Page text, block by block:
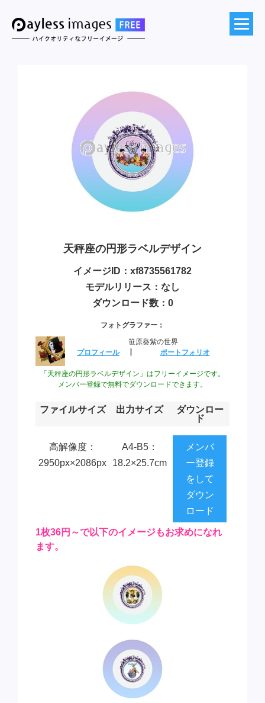
天秤座の円形ラベルデザイン
イメージID：xf8735561782
モデルリリース：なし
ダウンロード数：0
フォトグラファー：
笹原葵紫の世界
プロフィール
ポートフォリオ
「天秤座の円形ラベルデザイン」はフリーイメージです。
メンバー登録で無料でダウンロードできます。
ファイルサイズ 出力サイズ
ダウンロー
ド
高解像度：
2950px×2086px
A4-B5：
18.2×25.7cm
メンバ
ー登録
をして
ダウン
ロード
1枚36円～で以下のイメージもお求めになれ
ます。